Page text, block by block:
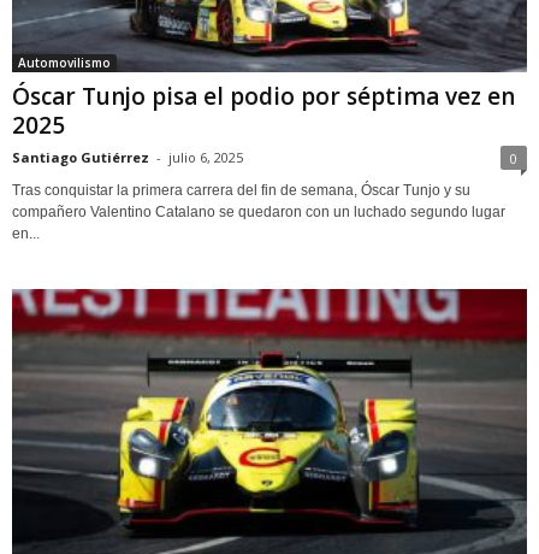
Automovilismo
Óscar Tunjo pisa el podio por séptima vez en
2025
Santiago Gutiérrez - julio 6, 2025 0
Tras conquistar la primera carrera del fin de semana, Óscar Tunjo y su
compañero Valentino Catalano se quedaron con un luchado segundo lugar
en...